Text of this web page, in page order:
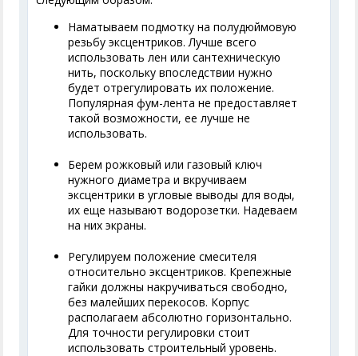
Наматываем подмотку на полудюймовую
резьбу эксцентриков. Лучше всего
использовать лен или сантехническую
нить, поскольку впоследствии нужно
будет отрегулировать их положение.
Популярная фум-лента не предоставляет
такой возможности, ее лучше не
использовать.
Берем рожковый или газовый ключ
нужного диаметра и вкручиваем
эксцентрики в угловые выводы для воды,
их еще называют водорозетки. Надеваем
на них экраны.
Регулируем положение смесителя
относительно эксцентриков. Крепежные
гайки должны накручиваться свободно,
без малейших перекосов. Корпус
располагаем абсолютно горизонтально.
Для точности регулировки стоит
использовать строительный уровень.